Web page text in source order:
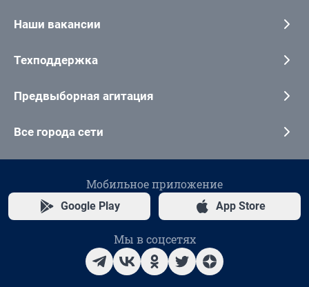
Наши вакансии
Техподдержка
Предвыборная агитация
Все города сети
Мобильное приложение
Google Play App Store
Мы в соцсетях